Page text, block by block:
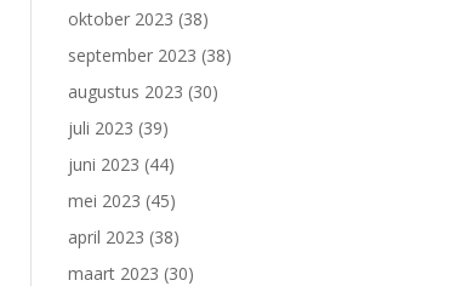
oktober 2023 (38)
september 2023 (38)
augustus 2023 (30)
juli 2023 (39)
juni 2023 (44)
mei 2023 (45)
april 2023 (38)
maart 2023 (30)